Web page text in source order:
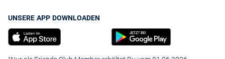
UNSERE APP DOWNLOADEN